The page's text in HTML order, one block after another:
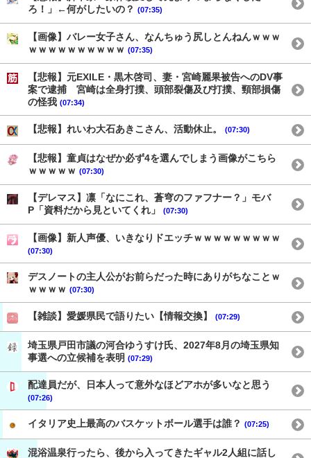
ろ！」←何がしたいの？ (07:35)
【画像】バレー女子さん、なんちゅう尻しとんねんｗｗｗ
ｗｗｗｗｗｗｗｗｗｗ (07:35)
【悲報】元EXILE・黒木啓司、妻・宮崎麗果被告へのDV事
案で逮捕 宮崎は全身打撲、頭部裂傷及び打撲、頸部損傷
の怪我 (07:34)
【悲報】れいわ大石あきこさん、活動休止。 (07:30)
【悲報】童貞はなぜか必ず4を選んでしまう画像がこちら
ｗｗｗｗｗ (07:30)
【デレマス】凛「なにこれ、蒼穹のファフナー？」モバ
P「資料だから見といてくれ」
(07:30)
【画像】新人声優、いきなりドエッチｗｗｗｗｗｗｗｗｗ
(07:30)
デスノートの主人公がお前らだった時にありがちなことｗ
ｗｗｗｗ (07:30)
【雑談】愛媛県民で語りたい【情報交換】 (07:29)
埼玉県戸田市議の河合ゆうすけ氏、2027年8月の埼玉県知
事選への立候補を表明 (07:29)
配達員だが、日本人って意外なほどアホが多いなと思う
(07:26)
イタリア史上最高のバスケットボール選手は誰？ (07:25)
混浴温泉行ったら、後から入ってきたギャル2人組に話し